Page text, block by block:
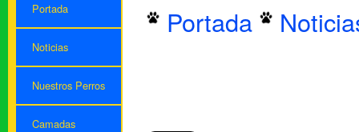
Portada
Noticias
Nuestros Perros
Camadas
Portada